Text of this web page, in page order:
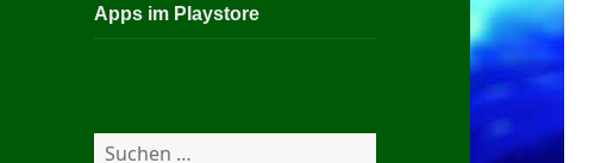
Apps im Playstore
Suchen